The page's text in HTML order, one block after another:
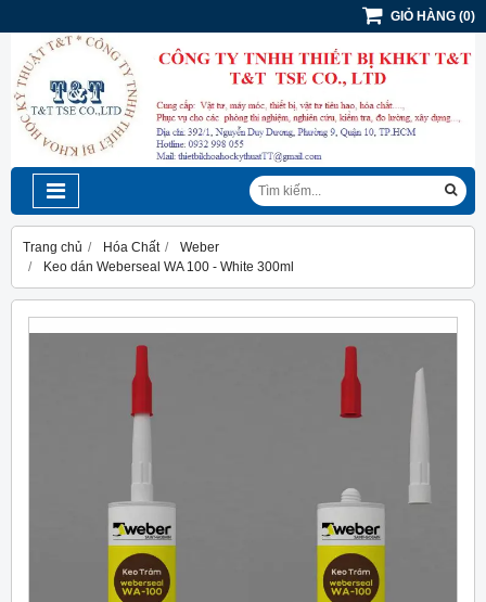
GIỎ HÀNG (0)
Trang chủ Hóa Chất
Weber
Keo dán Weberseal WA 100 - White 300ml